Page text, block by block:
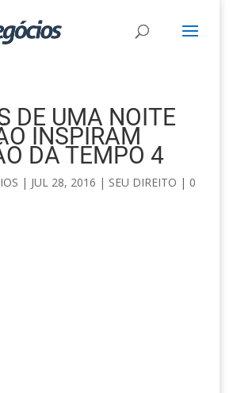
DE UMA NOITE
INSPIRAM
DA TEMPO 4
| JUL 28, 2016 | SEU DIREITO | 0